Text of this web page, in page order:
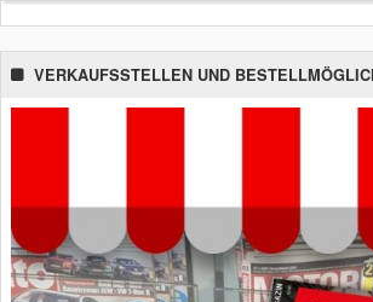
VERKAUFSSTELLEN UND